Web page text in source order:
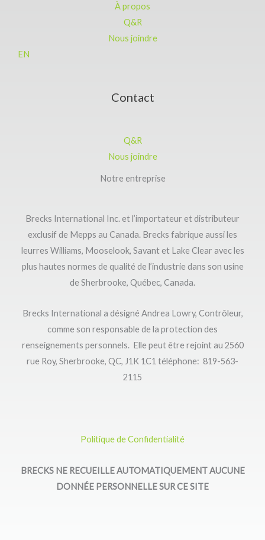
À propos
Q&R
Nous joindre
EN
Contact
Q&R
Nous joindre
Notre entreprise
Brecks International Inc. et l’importateur et distributeur
exclusif de Mepps au Canada. Brecks fabrique aussi les
leurres Williams, Mooselook, Savant et Lake Clear avec les
plus hautes normes de qualité de l’industrie dans son usine
de Sherbrooke, Québec, Canada.
Brecks International a désigné Andrea Lowry, Contrôleur,
comme son responsable de la protection des
renseignements personnels. Elle peut être rejoint au 2560
rue Roy, Sherbrooke, QC, J1K 1C1 téléphone: 819-563-
2115
Politique de Confidentialité
BRECKS NE RECUEILLE AUTOMATIQUEMENT AUCUNE
DONNÉE PERSONNELLE SUR CE SITE